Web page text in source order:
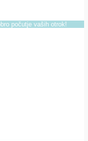
počutje vaših otrok!